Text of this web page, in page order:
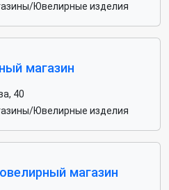
Ювелирные изделия
магазин
40
Ювелирные изделия
магазин